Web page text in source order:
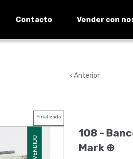
Contacto Vender con
Anterior
Finalizada
VENDIDO
108 -
Mark ⊕